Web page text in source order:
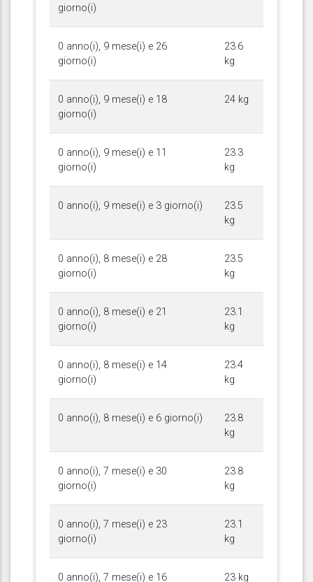
giorno(i)
0 anno(i), 9 mese(i) e 26
giorno(i)
23.6
kg
0 anno(i), 9 mese(i) e 18
giorno(i)
24 kg
0 anno(i), 9 mese(i) e 11
giorno(i)
23.3
kg
0 anno(i), 9 mese(i) e 3 giorno(i)
23.5
kg
0 anno(i), 8 mese(i) e 28
giorno(i)
23.5
kg
0 anno(i), 8 mese(i) e 21
giorno(i)
23.1
kg
0 anno(i), 8 mese(i) e 14
giorno(i)
23.4
kg
0 anno(i), 8 mese(i) e 6 giorno(i)
23.8
kg
0 anno(i), 7 mese(i) e 30
giorno(i)
23.8
kg
0 anno(i), 7 mese(i) e 23
giorno(i)
23.1
kg
0 anno(i), 7 mese(i) e 16
23 kg